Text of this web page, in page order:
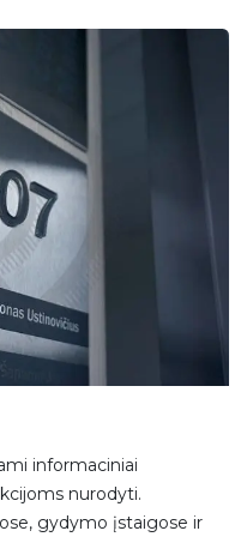
informaciniai
nurodyti.
gydymo įstaigose ir